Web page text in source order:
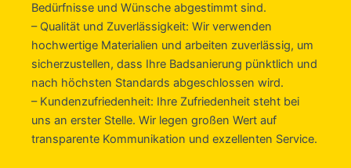
Bedürfnisse und Wünsche abgestimmt sind.
– Qualität und Zuverlässigkeit: Wir verwenden
hochwertige Materialien und arbeiten zuverlässig, um
sicherzustellen, dass Ihre Badsanierung pünktlich und
nach höchsten Standards abgeschlossen wird.
– Kundenzufriedenheit: Ihre Zufriedenheit steht bei
uns an erster Stelle. Wir legen großen Wert auf
transparente Kommunikation und exzellenten Service.